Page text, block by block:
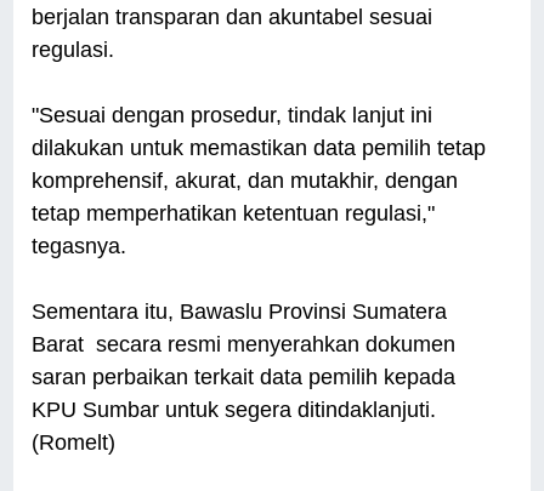
berjalan transparan dan akuntabel sesuai
regulasi.
"Sesuai dengan prosedur, tindak lanjut ini
dilakukan untuk memastikan data pemilih tetap
komprehensif, akurat, dan mutakhir, dengan
tetap memperhatikan ketentuan regulasi,"
tegasnya.
Sementara itu, Bawaslu Provinsi Sumatera
Barat secara resmi menyerahkan dokumen
saran perbaikan terkait data pemilih kepada
KPU Sumbar untuk segera ditindaklanjuti.
(Romelt)